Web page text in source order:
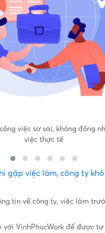
việc sơ sài, không đồng
việc thực tế
gặp việc làm, công ty
tin về công ty, việc làm
với VinhPhucWork để được tư